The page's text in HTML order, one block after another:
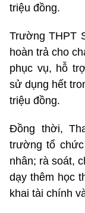
triệu đồng.
Trường THPT
hoàn trả cho
phục vụ, hỗ
sử dụng hết
triệu đồng.
Đồng thời,
trường tổ
nhân; rà soát,
dạy thêm học
khai tài chính